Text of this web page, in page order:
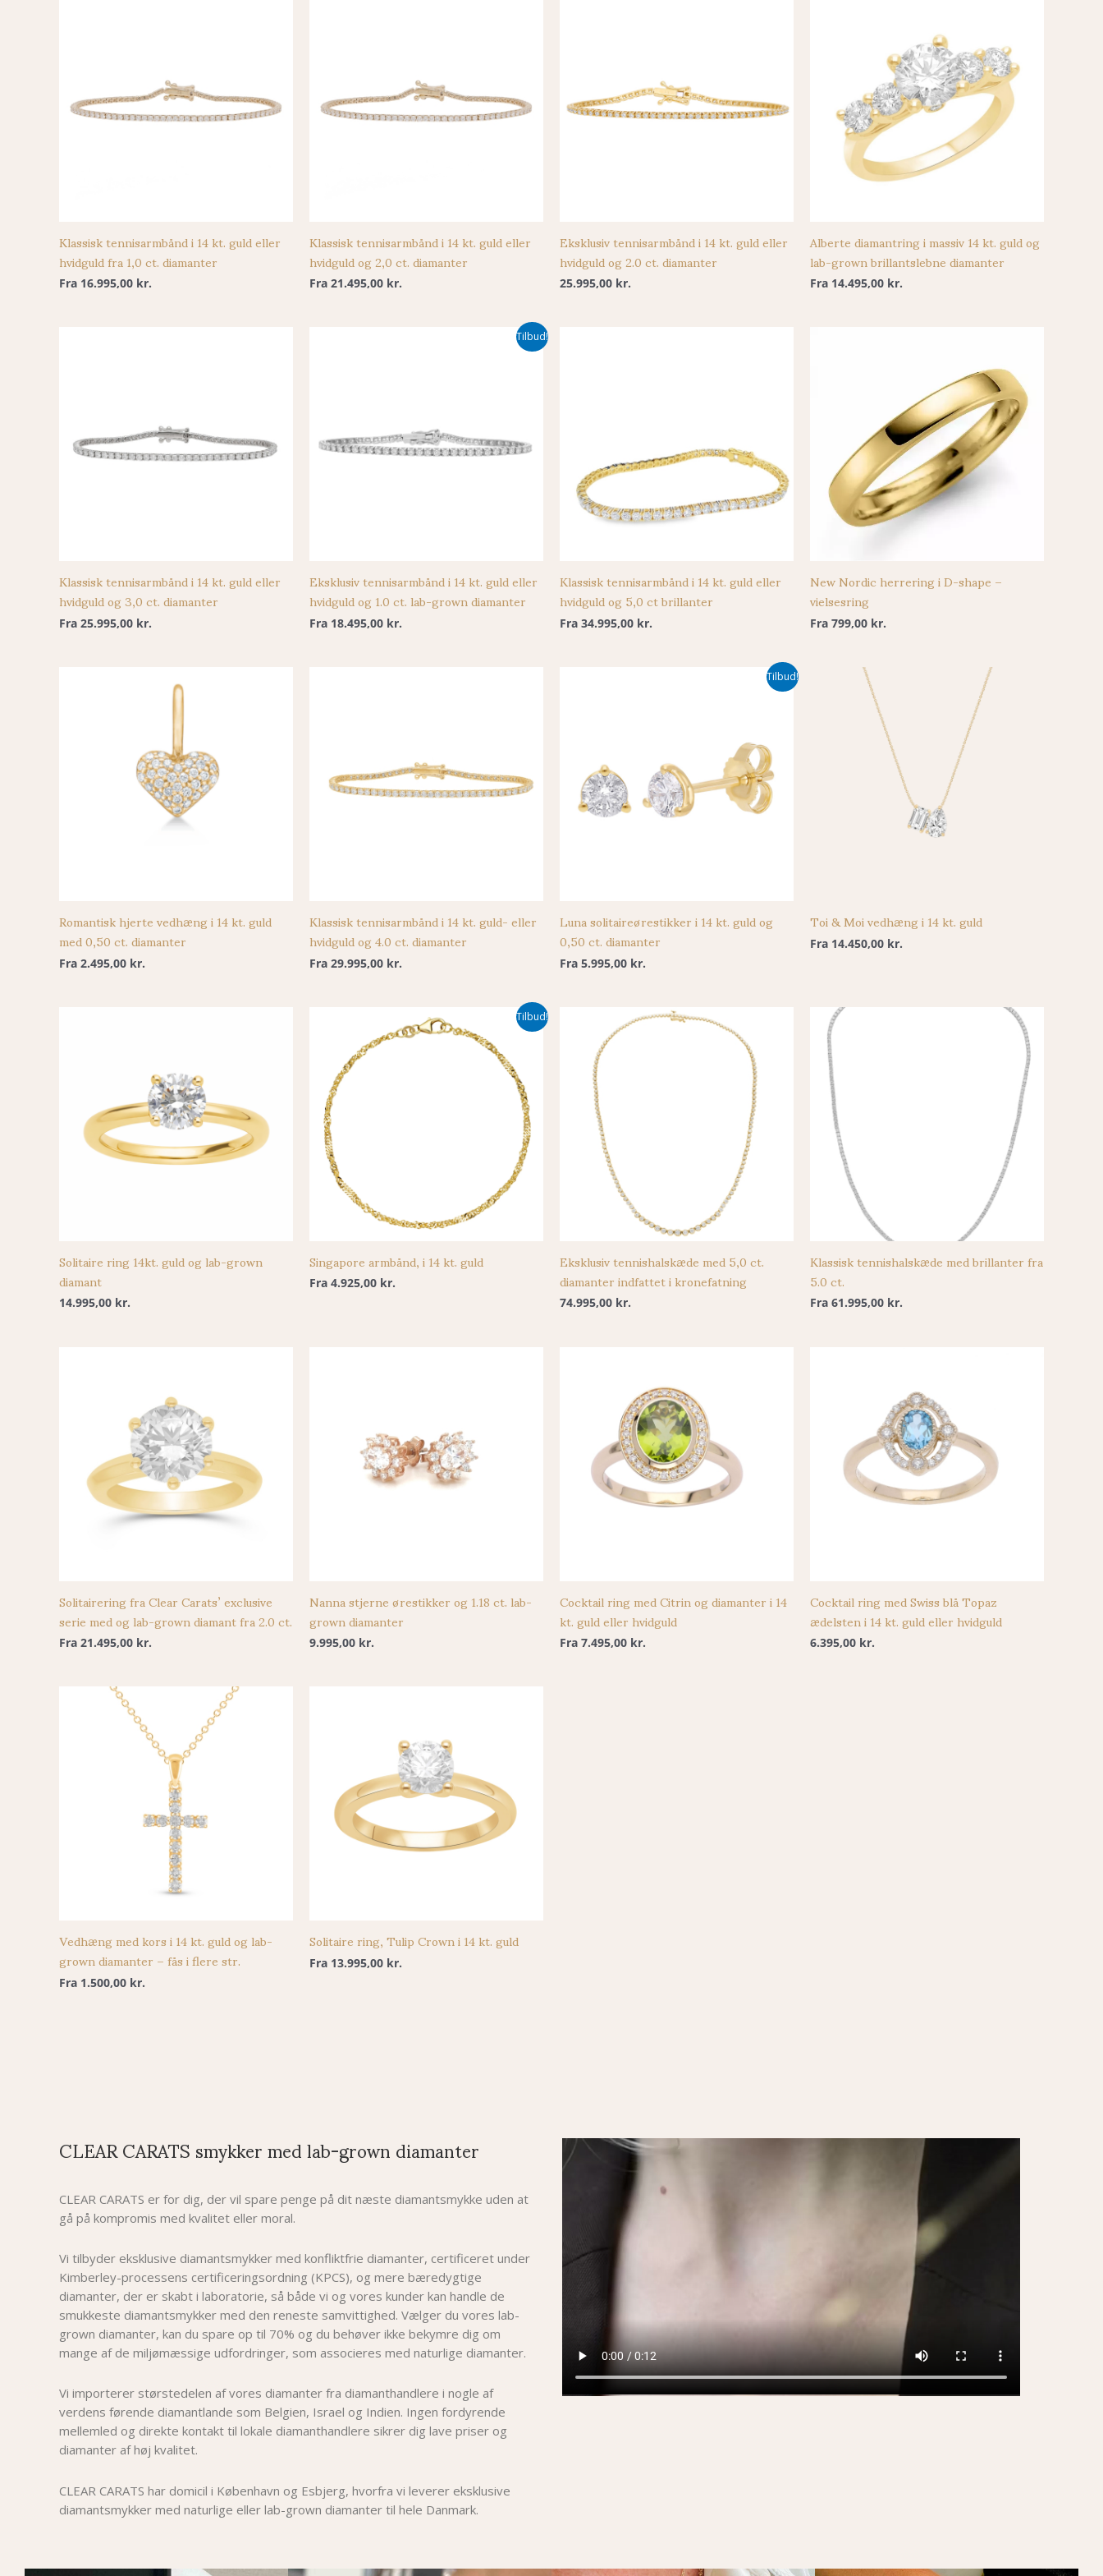
Klassisk tennisarmbånd i 14 kt. guld eller
hvidguld fra 1,0 ct. diamanter
Fra 16.995,00 kr.
Klassisk tennisarmbånd i 14 kt. guld eller
hvidguld og 2,0 ct. diamanter
Fra 21.495,00 kr.
Eksklusiv tennisarmbånd i 14 kt. guld eller
hvidguld og 2.0 ct. diamanter
25.995,00 kr.
Alberte diamantring i massiv 14 kt. guld og
lab-grown brillantslebne diamanter
Fra 14.495,00 kr.
Klassisk tennisarmbånd i 14 kt. guld eller
hvidguld og 3,0 ct. diamanter
Fra 25.995,00 kr.
Tilbud!
Eksklusiv tennisarmbånd i 14 kt. guld eller
hvidguld og 1.0 ct. lab-grown diamanter
Fra 18.495,00 kr.
Klassisk tennisarmbånd i 14 kt. guld eller
hvidguld og 5,0 ct brillanter
Fra 34.995,00 kr.
New Nordic herrering i D-shape –
vielsesring
Fra 799,00 kr.
Romantisk hjerte vedhæng i 14 kt. guld
med 0,50 ct. diamanter
Fra 2.495,00 kr.
Klassisk tennisarmbånd i 14 kt. guld- eller
hvidguld og 4.0 ct. diamanter
Fra 29.995,00 kr.
Tilbud!
Luna solitaireørestikker i 14 kt. guld og
0,50 ct. diamanter
Fra 5.995,00 kr.
Toi & Moi vedhæng i 14 kt. guld
Fra 14.450,00 kr.
Solitaire ring 14kt. guld og lab-grown
diamant
14.995,00 kr.
Tilbud!
Singapore armbånd, i 14 kt. guld
Fra 4.925,00 kr.
Eksklusiv tennishalskæde med 5,0 ct.
diamanter indfattet i kronefatning
74.995,00 kr.
Klassisk tennishalskæde med brillanter fra
5.0 ct.
Fra 61.995,00 kr.
Solitairering fra Clear Carats’ exclusive
serie med og lab-grown diamant fra 2.0 ct.
Fra 21.495,00 kr.
Nanna stjerne ørestikker og 1.18 ct. lab-
grown diamanter
9.995,00 kr.
Cocktail ring med Citrin og diamanter i 14
kt. guld eller hvidguld
Fra 7.495,00 kr.
Cocktail ring med Swiss blå Topaz
ædelsten i 14 kt. guld eller hvidguld
6.395,00 kr.
Vedhæng med kors i 14 kt. guld og lab-
grown diamanter – fås i flere str.
Fra 1.500,00 kr.
Solitaire ring, Tulip Crown i 14 kt. guld
Fra 13.995,00 kr.
CLEAR CARATS smykker med lab-grown diamanter
CLEAR CARATS er for dig, der vil spare penge på dit næste diamantsmykke uden at
gå på kompromis med kvalitet eller moral.
Vi tilbyder eksklusive diamantsmykker med konfliktfrie diamanter, certificeret under
Kimberley-processens certificeringsordning (KPCS), og mere bæredygtige
diamanter, der er skabt i laboratorie, så både vi og vores kunder kan handle de
smukkeste diamantsmykker med den reneste samvittighed. Vælger du vores lab-
grown diamanter, kan du spare op til 70% og du behøver ikke bekymre dig om
mange af de miljømæssige udfordringer, som associeres med naturlige diamanter.
Vi importerer størstedelen af vores diamanter fra diamanthandlere i nogle af
verdens førende diamantlande som Belgien, Israel og Indien. Ingen fordyrende
mellemled og direkte kontakt til lokale diamanthandlere sikrer dig lave priser og
diamanter af høj kvalitet.
CLEAR CARATS har domicil i København og Esbjerg, hvorfra vi leverer eksklusive
diamantsmykker med naturlige eller lab-grown diamanter til hele Danmark.